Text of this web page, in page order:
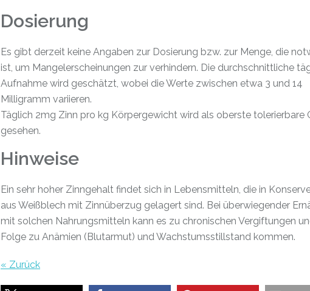
Dosierung
Es gibt derzeit keine Angaben zur Dosierung bzw. zur Menge, die
ist, um Mangelerscheinungen zur verhindern. Die durchschnittliche
Aufnahme wird geschätzt, wobei die Werte zwischen etwa 3 und 14
Milligramm variieren.
Täglich 2mg Zinn pro kg Körpergewicht wird als oberste tolerierbare
gesehen.
Hinweise
Ein sehr hoher Zinngehalt findet sich in Lebensmitteln, die in
aus Weißblech mit Zinnüberzug gelagert sind. Bei überwiegender
mit solchen Nahrungsmitteln kann es zu chronischen Vergiftungen
Folge zu Anämien (Blutarmut) und Wachstumsstillstand kommen.
« Zurück